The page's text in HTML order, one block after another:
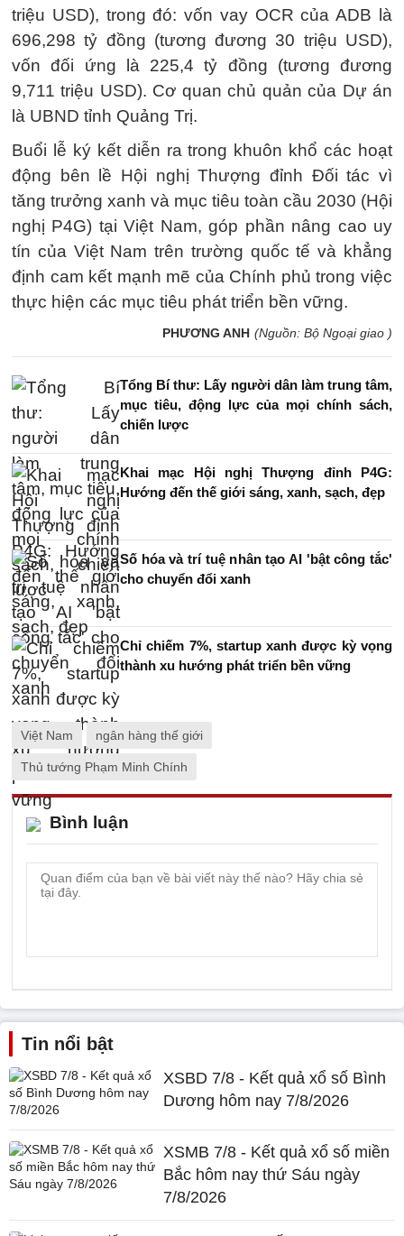
triệu USD), trong đó: vốn vay OCR của ADB là
696,298 tỷ đồng (tương đương 30 triệu USD),
vốn đối ứng là 225,4 tỷ đồng (tương đương
9,711 triệu USD). Cơ quan chủ quản của Dự án
là UBND tỉnh Quảng Trị.
Buổi lễ ký kết diễn ra trong khuôn khổ các hoạt
động bên lề Hội nghị Thượng đỉnh Đối tác vì
tăng trưởng xanh và mục tiêu toàn cầu 2030 (Hội
nghị P4G) tại Việt Nam, góp phần nâng cao uy
tín của Việt Nam trên trường quốc tế và khẳng
định cam kết mạnh mẽ của Chính phủ trong việc
thực hiện các mục tiêu phát triển bền vững.
PHƯƠNG ANH (Nguồn: Bộ Ngoại giao )
Tổng Bí thư: Lấy người dân làm trung tâm,
mục tiêu, động lực của mọi chính sách,
chiến lược
Khai mạc Hội nghị Thượng đỉnh P4G:
Hướng đến thế giới sáng, xanh, sạch, đẹp
Số hóa và trí tuệ nhân tạo AI 'bật công tắc'
cho chuyển đổi xanh
Chỉ chiếm 7%, startup xanh được kỳ vọng
thành xu hướng phát triển bền vững
Việt Nam ngân hàng thế giới
Thủ tướng Phạm Minh Chính
Bình luận
Tin nổi bật
XSBD 7/8 - Kết quả xổ số Bình
Dương hôm nay 7/8/2026
XSMB 7/8 - Kết quả xổ số miền
Bắc hôm nay thứ Sáu ngày
7/8/2026